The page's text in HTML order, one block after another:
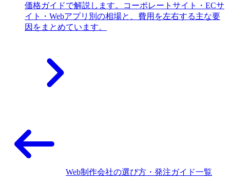
価格ガイドで解説します。コーポレートサイト・ECサ
イト・Webアプリ別の相場と、費用を左右する主な要
因をまとめています。
Web制作会社の選び方・発注ガイド一覧